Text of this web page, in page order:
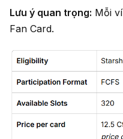
Lưu ý quan trọng: Mỗi
Fan Card.